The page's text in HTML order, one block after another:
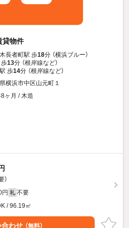
貸物件
長者町駅 歩18分 （横浜ブルー）
歩13分 （根岸線など）
歩14分 （根岸線など）
横浜市中区山元町１
ヶ月 / 木造
）
円 礼 不要
/ 96.19㎡
合わせ （無料）